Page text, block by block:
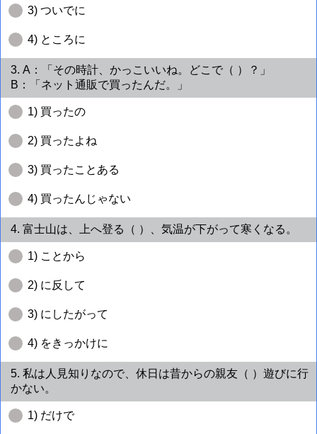
3) ついでに
4) ところに
3. A：「その時計、かっこいいね。どこで（ ）？」
B：「ネット通販で買ったんだ。」
1) 買ったの
2) 買ったよね
3) 買ったことある
4) 買ったんじゃない
4. 富士山は、上へ登る（ ）、気温が下がって寒くなる。
1) ことから
2) に反して
3) にしたがって
4) をきっかけに
5. 私は人見知りなので、休日は昔からの親友（ ）遊びに行
かない。
1) だけで